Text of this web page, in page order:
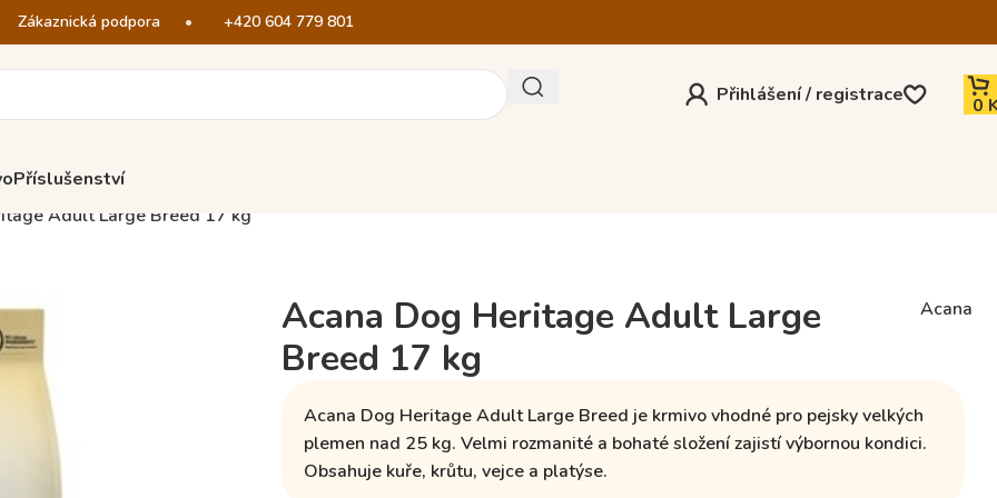
Zákaznická podpora • +420 604 779 801
Přihlášení / registrace 0
Příslušenství
Adult Large Breed 17 kg
Acana Dog Heritage Adult Large
Breed 17 kg
Acana
Acana Dog Heritage Adult Large Breed je krmivo vhodné pro pejsky velkých
plemen nad 25 kg. Velmi rozmanité a bohaté složení zajistí výbornou kondici.
Obsahuje kuře, krůtu, vejce a platýse.